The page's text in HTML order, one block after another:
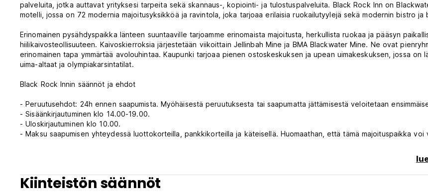
palveluita, jotka auttavat yrityksesi tarpeita sekä skannaus-, kopiointi- ja tulostuspalveluita. Black Rock Inn on
motelli, jossa on 72 modernia majoitusyksikköä ja ravintola, joka tarjoaa erilaisia ​​ruokailutyylejä sekä modernin bistro ja
Erinomainen pysähdyspaikka länteen suuntaaville tarjoamme erinomaista majoitusta, herkullista ruokaa ja pääsyn
hiilikaivosteollisuuteen. Kaivoskierroksia järjestetään viikoittain Jellinbah Mine ja BMA Blackwater Mine. Ne ovat
erinomainen tapa ymmärtää avolouhintaa. Kaupunki tarjoaa pienen ostoskeskuksen ja upean uimakeskuksen, jossa on
uima-altaat ja olympiakarsintatilat.
Black Rock Innin säännöt ja ehdot
- Peruutusehdot: 24h ennen saapumista. Myöhäisestä peruutuksesta tai saapumatta jättämisestä veloitetaan
- Sisäänkirjautuminen klo 14.00-19.00.
- Uloskirjautuminen klo 10.00.
- Maksu saapumisen yhteydessä luottokorteilla, pankkikorteilla ja käteisellä. Huomaathan, että tämä majoituspaikka voi
Kenraali
Kiinteistön säännöt